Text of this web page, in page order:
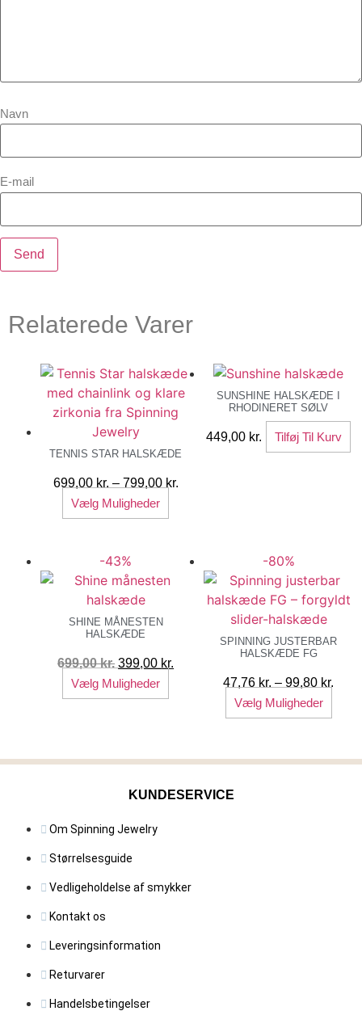
Navn
E-mail
Relaterede Varer
TENNIS STAR HALSKÆDE
699,00 kr. – 799,00 kr.
Vælg Muligheder
flere
varianter.
Mulighederne
på
varesiden
SUNSHINE HALSKÆDE I
RHODINERET SØLV
449,00 kr. Tilføj Til Kurv
-43%
SHINE MÅNESTEN
HALSKÆDE
699,00kr. Den
oprindelige
pris
399,00 kr.
Vælg Muligheder
varianter.
kan
-80%
SPINNING JUSTERBAR
HALSKÆDE FG
47,76 kr. – 99,80 kr.
Vælg Muligheder
vare
flere
KUNDESERVICE
Om Spinning Jewelry
Størrelsesguide
Vedligeholdelse af smykker
Kontakt os
Leveringsinformation
Returvarer
Handelsbetingelser